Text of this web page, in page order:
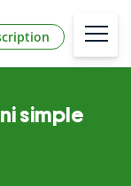
simple